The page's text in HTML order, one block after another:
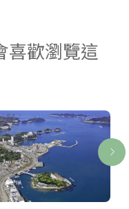
喜歡瀏覽這